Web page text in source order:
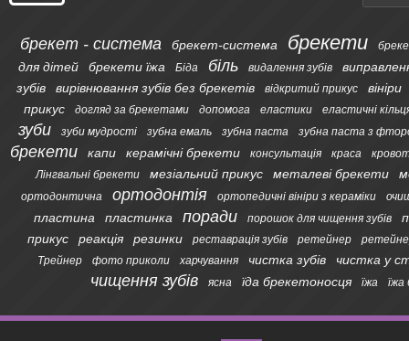
брекет - система брекет-система брекети
для дітей брекети їжа Біда біль видалення зубів
зубів
вирівнювання зубів без брекетів відкритий прикус
вініри
прикус
догляд за брекетами допомога еластики еластичні
зуби зуби мудрості зубна емаль зубна паста зубна паста з
брекети капи керамічні брекети консультація краса
Лінгвальні брекети
мезіальний прикус металеві брекети
ортодонтична ортодонтія ортопедичні вініри з кераміки
пластина пластинка поради порошок для чищення зубів
прикус
реакція резинки реставрація зубів ретейнер
Трейнер
фото приколи харчування чистка зубів чистка у
чищення зубів ясна їда брекетоносця їжа